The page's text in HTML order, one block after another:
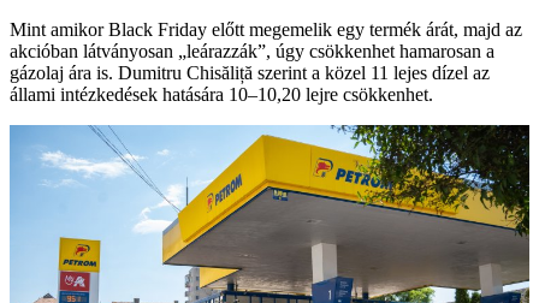
Mint amikor Black Friday előtt megemelik egy termék árát, majd az
akcióban látványosan „leárazzák”, úgy csökkenhet hamarosan a
gázolaj ára is. Dumitru Chisăliță szerint a közel 11 lejes dízel az
állami intézkedések hatására 10–10,20 lejre csökkenhet.